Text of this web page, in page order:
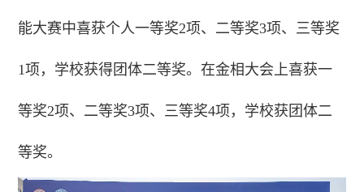
能大赛中喜获个人一等奖2项、二等奖3项、三等奖
1项，学校获得团体二等奖。在金相大会上喜获一
等奖2项、二等奖3项、三等奖4项，学校获团体二
等奖。